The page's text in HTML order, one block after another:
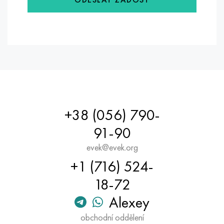
+38 (056) 790-
91-90
evek@evek.org
+1 (716) 524-
18-72
Alexey
obchodní oddělení
40XFA, 1,7223, AISI 4142